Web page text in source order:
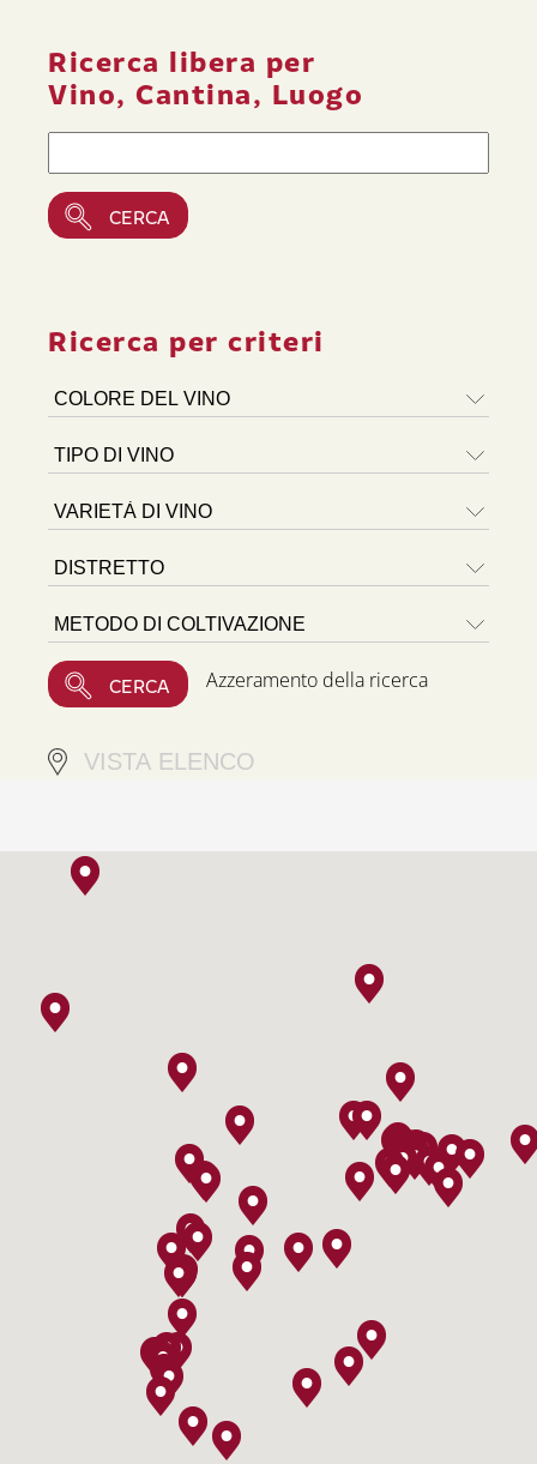
Ricerca libera per
Vino, Cantina, Luogo
Ricerca per criteri
Azzeramento della ricerca